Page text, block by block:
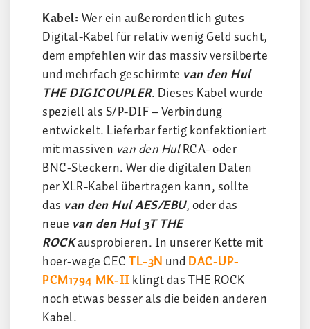
Kabel: Wer ein außerordentlich gutes
Digital-Kabel für relativ wenig Geld sucht,
dem empfehlen wir das massiv versilberte
und mehrfach geschirmte van den Hul
THE DIGICOUPLER. Dieses Kabel wurde
speziell als S/P-DIF – Verbindung
entwickelt. Lieferbar fertig konfektioniert
mit massiven van den HulRCA- oder
BNC-Steckern. Wer die digitalen Daten
per XLR-Kabel übertragen kann, sollte
das van den Hul AES/EBU, oder das
neue van den Hul 3T THE
ROCKausprobieren. In unserer Kette mit
hoer-wege CECTL-3N und DAC-UP-
PCM1794 MK-IIklingt das THE ROCK
noch etwas besser als die beiden anderen
Kabel.